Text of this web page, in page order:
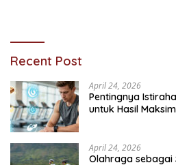
Recent Post
April 24, 2026
Pentingnya
untuk Hasil
April 24, 2026
Olahraga sebagai